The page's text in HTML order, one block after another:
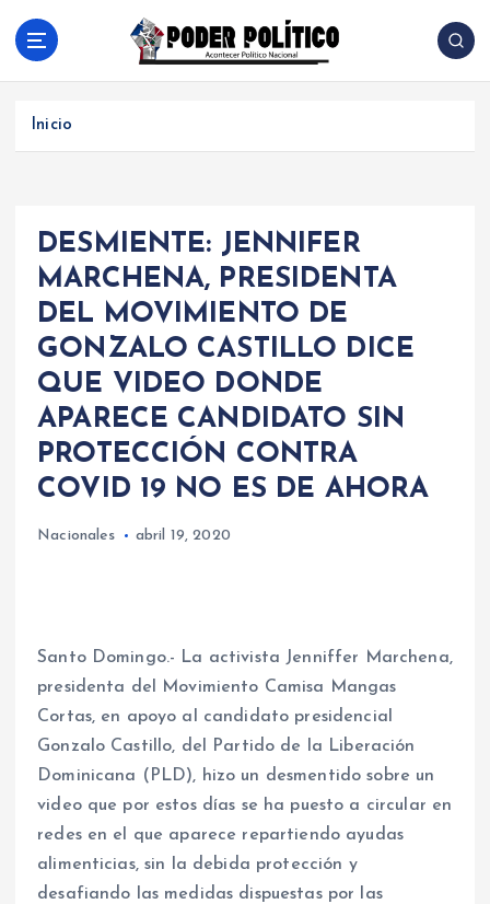
Acontecer Politico Nacional
Inicio
DESMIENTE: JENNIFER
MARCHENA, PRESIDENTA
DEL MOVIMIENTO DE
GONZALO CASTILLO DICE
QUE VIDEO DONDE
APARECE CANDIDATO SIN
PROTECCIÓN CONTRA
COVID 19 NO ES DE AHORA
Nacionales abril 19, 2020
Santo Domingo.- La activista Jenniffer Marchena,
presidenta del Movimiento Camisa Mangas
Cortas, en apoyo al candidato presidencial
Gonzalo Castillo, del Partido de la Liberación
Dominicana (PLD), hizo un desmentido sobre un
video que por estos días se ha puesto a circular en
redes en el que aparece repartiendo ayudas
alimenticias, sin la debida protección y
desafiando las medidas dispuestas por las